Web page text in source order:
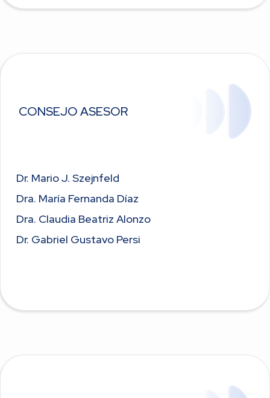
CONSEJO ASESOR
Dr. Mario J. Szejnfeld
Dra. María Fernanda Díaz
Dra. Claudia Beatriz Alonzo
Dr. Gabriel Gustavo Persi